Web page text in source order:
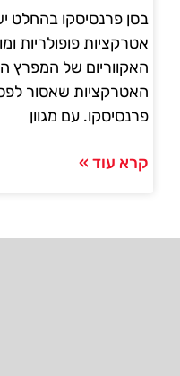
בסן פרנסיסקו בהחלט
אטרקציות פופולריות
האקווריום של המפרץ
האטרקציות שאסור
פרנסיסקו. עם מגוון
קרא עוד »